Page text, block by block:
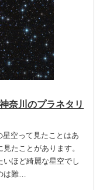
奈川のプラネタリ
空って見たことはあ
たことがあります。
ほど綺麗な星空でし
は難…